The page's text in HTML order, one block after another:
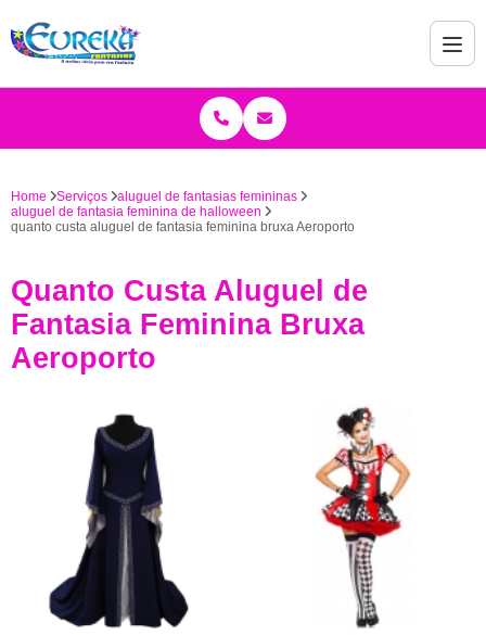
Home Serviços
aluguel de fantasias femininas
aluguel de fantasia feminina de halloween
quanto custa aluguel de fantasia feminina bruxa Aeroporto
Quanto Custa Aluguel de
Fantasia Feminina Bruxa
Aeroporto